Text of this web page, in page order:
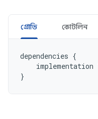
গ্রোভি কোটলিন
dependencies {
implementation
}